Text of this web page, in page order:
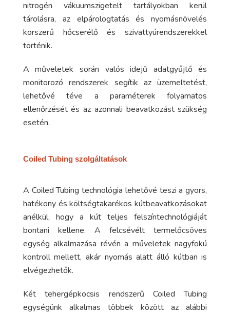
nitrogén vákuumszigetelt tartályokban kerül
tárolásra, az elpárologtatás és nyomásnövelés
korszerű hőcserélő és szivattyúrendszerekkel
történik.
A műveletek során valós idejű adatgyűjtő és
monitorozó rendszerek segítik az üzemeltetést,
lehetővé téve a paraméterek folyamatos
ellenőrzését és az azonnali beavatkozást szükség
esetén.
Coiled Tubing szolgáltatások
A Coiled Tubing technológia lehetővé teszi a gyors,
hatékony és költségtakarékos kútbeavatkozásokat
anélkül, hogy a kút teljes felszíntechnológiáját
bontani kellene. A felcsévélt termelőcsöves
egység alkalmazása révén a műveletek nagyfokú
kontroll mellett, akár nyomás alatt álló kútban is
elvégezhetők.
Két tehergépkocsis rendszerű Coiled Tubing
egységünk alkalmas többek között az alábbi